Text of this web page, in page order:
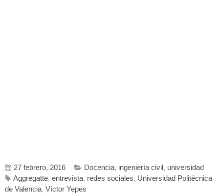
27 febrero, 2016 Docencia, ingeniería civil , universidad
Aggregatte, entrevista, redes sociales, Universidad Politécnica
de Valencia, Víctor Yepes